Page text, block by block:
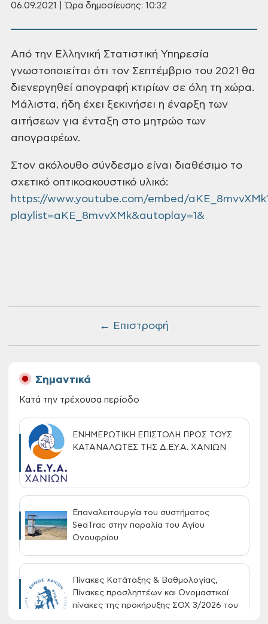
← Επιστροφή
06.09.2021 | Ώρα δημοσίευσης: 10:32
Από την Ελληνική Στατιστική Υπηρεσία
γνωστοποιείται ότι τον Σεπτέμβριο του 2021 θα
διενεργηθεί απογραφή κτιρίων σε όλη τη χώρα.
Μάλιστα, ήδη έχει ξεκινήσει η έναρξη των
αιτήσεων για ένταξη στο μητρώο των
απογραφέων.
Στον ακόλουθο σύνδεσμο είναι διαθέσιμο το
σχετικό οπτικοακουστικό υλικό:
https://www.youtube.com/embed/
playlist=aKE_8mvvXMk&autoplay=1&
Σημαντικά
Κατά την τρέχουσα περίοδο
ΕΝΗΜΕΡΩΤΙΚΗ ΕΠΙΣΤΟΛΗ ΠΡΟΣ ΤΟΥΣ
ΚΑΤΑΝΑΛΩΤΕΣ ΤΗΣ Δ.Ε.Υ.Α. ΧΑΝΙΩΝ
Επαναλειτουργία του συστήματος
SeaTrac στην παραλία του Αγίου
Ονουφρίου
Πίνακες Κατάταξης & Βαθμολογίας,
Πίνακες προσληπτέων και Ονομαστικοί
πίνακες της προκήρυξης ΣΟΧ 3/2026 του